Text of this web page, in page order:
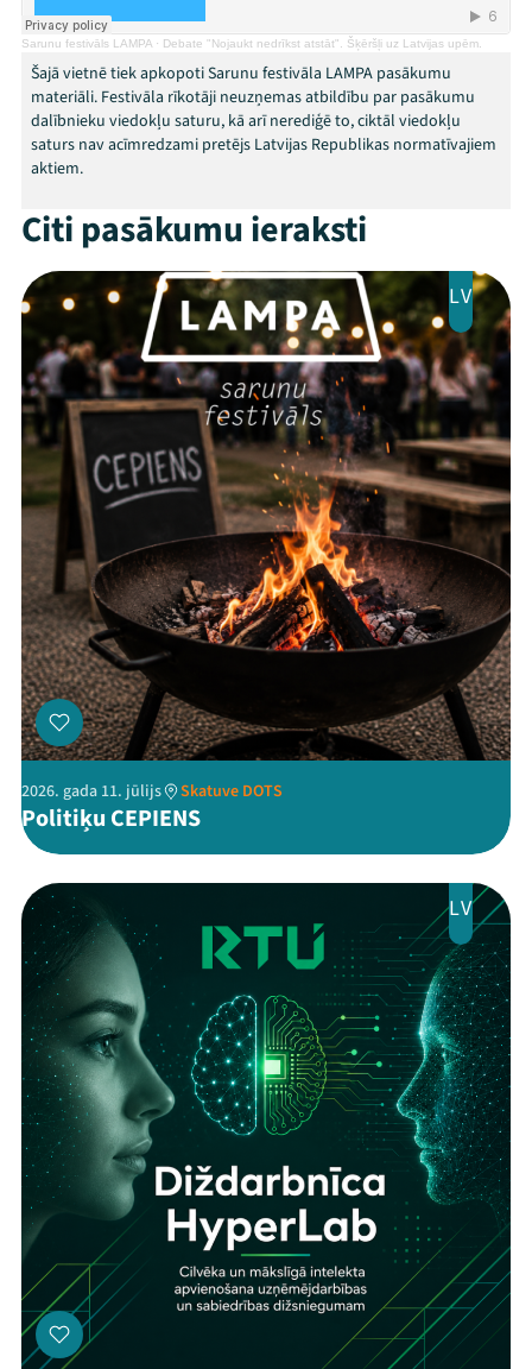
Viņi bija LAMPĀ 2026
Jaunumi
Veikals
Kontakti
ThreadsFacebookYoutube
X Instagram
Flick TikTok
Sarunu festivāls LAMPA · Debate "Nojaukt nedrīkst atstāt". Šķēršļi uz Latvijas upēm.
Šajā vietnē tiek apkopoti Sarunu festivāla LAMPA pasākumu
materiāli. Festivāla rīkotāji neuzņemas atbildību par pasākumu
dalībnieku viedokļu saturu, kā arī nerediģē to, ciktāl viedokļu
saturs nav acīmredzami pretējs Latvijas Republikas normatīvajiem
aktiem.
Citi pasākumu ieraksti
LV
2026. gada 11. jūlijs Skatuve DOTS
Politiķu CEPIENS
LV